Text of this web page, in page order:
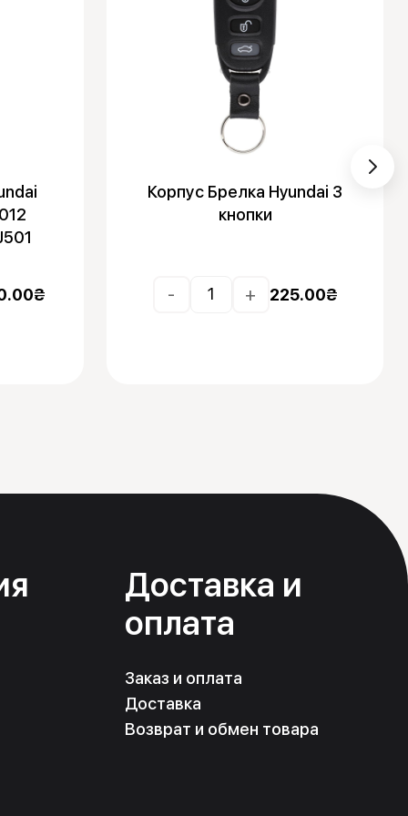
₴
Корпус Брелка Hyundai 3
кнопки
- + 225.00₴
Доставка и
оплата
Заказ и оплата
Доставка
Возврат и обмен товара